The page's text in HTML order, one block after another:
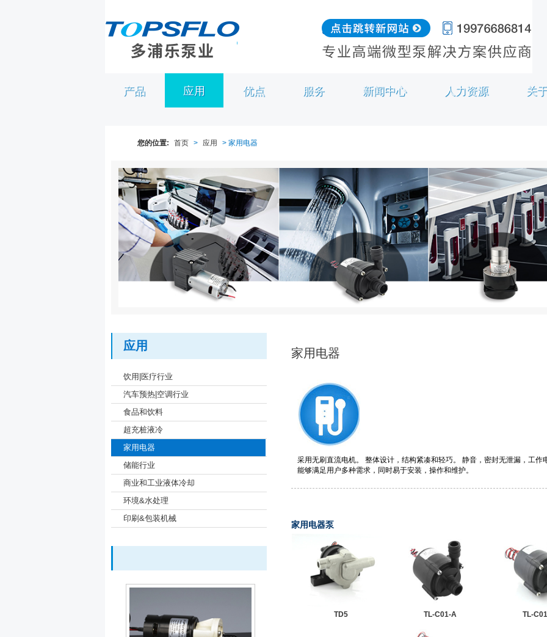
产品 应用 优点 服务 新闻中心 人力资源 关
您的位置: 首页 > 应用 > 家用电器
应用
饮用|医疗行业
汽车预热|空调行业
食品和饮料
超充桩液冷
家用电器
储能行业
商业和工业液体冷却
环境&水处理
印刷&包装机械
家用电器
采用无刷直流电机。 整体设计，结构紧凑和轻巧。 静音，密封无泄漏，工作
能够满足用户多种需求，同时易于安装，操作和维护。
家用电器泵
TD5 TL-C01-A TL-